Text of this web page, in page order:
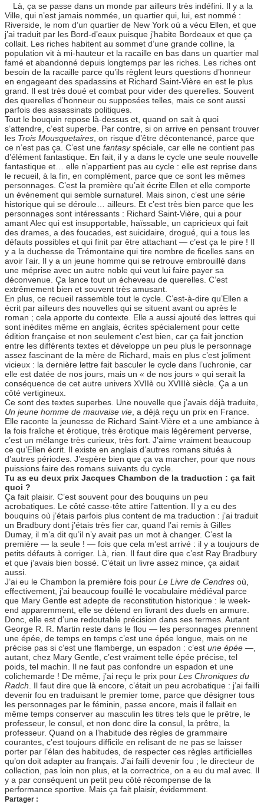
Là, ça se passe dans un monde par ailleurs très indéfini. Il y a la
Ville, qui n’est jamais nommée, un quartier qui, lui, est nommé :
Riverside, le nom d’un quartier de New York où a vécu Ellen, et que
j’ai traduit par les Bord-d’eaux puisque j’habite Bordeaux et que ça
collait. Les riches habitent au sommet d’une grande colline, la
population vit à mi-hauteur et la racaille en bas dans un quartier mal
famé et abandonné depuis longtemps par les riches. Les riches ont
besoin de la racaille parce qu’ils règlent leurs questions d’honneur
en engageant des spadassins et Richard Saint-Vière en est le plus
grand. Il est très doué et combat pour vider des querelles. Souvent
des querelles d’honneur ou supposées telles, mais ce sont aussi
parfois des assassinats politiques.
Tout le bouquin repose là-dessus et, quand on sait à quoi
s’attendre, c’est superbe. Par contre, si on arrive en pensant trouver
les Trois Mousquetaires , on risque d’être décontenancé, parce que
ce n’est pas ça. C’est une fantasyspéciale, car elle ne contient pas
d’élément fantastique. En fait, il y a dans le cycle une seule nouvelle
fantastique et… elle n’appartient pas au cycle : elle est reprise dans
le recueil, à la fin, en complément, parce que ce sont les mêmes
personnages. C’est la première qu’ait écrite Ellen et elle comporte
un événement qui semble surnaturel. Mais sinon, c’est une série
historique qui se déroule… ailleurs. Et c’est très bien parce que les
personnages sont intéressants : Richard Saint-Vière, qui a pour
amant Alec qui est insupportable, haïssable, un capricieux qui fait
des drames, a des foucades, est suicidaire, drogué, qui a tous les
défauts possibles et qui finit par être attachant — c’est ça le pire ! Il
y a la duchesse de Trémontaine qui tire nombre de ficelles sans en
avoir l’air. Il y a un jeune homme qui se retrouve embrouillé dans
une méprise avec un autre noble qui veut lui faire payer sa
déconvenue. Ça lance tout un écheveau de querelles. C’est
extrêmement bien et souvent très amusant.
En plus, ce recueil rassemble tout le cycle. C’est-à-dire qu’Ellen a
écrit par ailleurs des nouvelles qui se situent avant ou après le
roman ; cela apporte du contexte. Elle a aussi ajouté des lettres qui
sont inédites même en anglais, écrites spécialement pour cette
édition française et non seulement c’est bien, car ça fait jonction
entre les différents textes et développe un peu plus le personnage
assez fascinant de la mère de Richard, mais en plus c’est joliment
vicieux : la dernière lettre fait basculer le cycle dans l’uchronie, car
elle est datée de nos jours, mais un « de nos jours » qui serait la
conséquence de cet autre univers XVIIè ou XVIIIè siècle. Ça a un
côté vertigineux.
Ce sont des textes superbes. Une nouvelle que j’avais déjà traduite,
Un jeune homme de mauvaise vie , a déjà reçu un prix en France.
Elle raconte la jeunesse de Richard Saint-Vière et a une ambiance à
la fois fraîche et érotique, très érotique mais légèrement perverse,
c’est un mélange très curieux, très fort. J’aime vraiment beaucoup
ce qu’Ellen écrit. Il existe en anglais d’autres romans situés à
d’autres périodes. J’espère bien que ça va marcher, pour que nous
puissions faire des romans suivants du cycle.
Tu as eu deux prix Jacques Chambon de la traduction : ça fait
quoi ?
Ça fait plaisir. C’est souvent pour des bouquins un peu
acrobatiques. Le côté casse-tête attire l’attention. Il y a eu des
bouquins où j’étais parfois plus content de ma traduction : j’ai traduit
un Bradbury dont j’étais très fier car, quand l’ai remis à Gilles
Dumay, il m’a dit qu’il n’y avait pas un mot à changer. C’est la
première — la seule ! — fois que cela m’est arrivé : il y a toujours de
petits défauts à corriger. Là, rien. Il faut dire que c’est Ray Bradbury
et que j’avais bien bossé. C’était un livre assez mince, ça aidait
aussi.
J’ai eu le Chambon la première fois pour Le Livre de Cendres où,
effectivement, j’ai beaucoup fouillé le vocabulaire médiéval parce
que Mary Gentle est adepte de reconstitution historique : le week-
end apparemment, elle se détend en livrant des duels en armure.
Donc, elle est d’une redoutable précision dans ses termes. Autant
George R. R. Martin reste dans le flou — les personnages prennent
une épée, de temps en temps c’est une épée longue, mais on ne
précise pas si c’est une flamberge, un espadon : c’est une épée —,
autant, chez Mary Gentle, c’est vraiment telle épée précise, tel
poids, tel machin. Il ne faut pas confondre un espadon et une
colichemarde ! De même, j’ai reçu le prix pour Les Chroniques du
Radch . Il faut dire que là encore, c’était un peu acrobatique : j’ai failli
devenir fou en traduisant le premier tome, parce que désigner tous
les personnages par le féminin, passe encore, mais il fallait en
même temps conserver au masculin les titres tels que le prêtre, le
professeur, le consul, et non donc dire la consul, la prêtre, la
professeur. Quand on a l’habitude des règles de grammaire
courantes, c’est toujours difficile en relisant de ne pas se laisser
porter par l’élan des habitudes, de respecter ces règles artificielles
qu’on doit adapter au français. J’ai failli devenir fou ; le directeur de
collection, pas loin non plus, et la correctrice, on a eu du mal avec. Il
y a par conséquent un petit peu côté récompense de la
performance sportive. Mais ça fait plaisir, évidemment.
Partager :